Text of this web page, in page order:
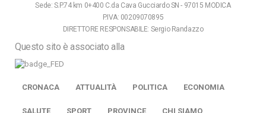
Sede: S.P.74 km 0+400 C.da Cava Gucciardo SN - 97015 MODICA
P.IVA: 00209070895
DIRETTORE RESPONSABILE: Sergio Randazzo
Questo sito è associato alla
CRONACA ATTUALITÀ POLITICA ECONOMIA
SALUTE SPORT PROVINCE CHI SIAMO